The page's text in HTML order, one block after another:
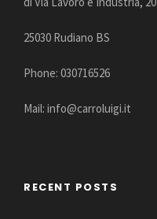
25030 Rudiano BS
Phone: 030716526
Mail: info@carroluigi.it
RECENT POSTS